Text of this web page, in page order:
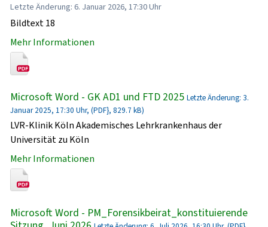
Letzte Änderung: 6. Januar 2026, 17:30 Uhr
Bildtext 18
Mehr Informationen
Microsoft Word - GK AD1 und FTD 2025 Letzte Änderung: 3.
Januar 2025, 17:30 Uhr, (PDF}, 829.7 kB)
LVR-Klinik Köln Akademisches Lehrkrankenhaus der
Universität zu Köln
Mehr Informationen
Microsoft Word - PM_Forensikbeirat_konstituierende